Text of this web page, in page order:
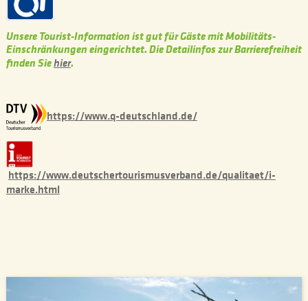
Unsere Tourist-Information ist gut für Gäste mit Mobilitäts-
Einschränkungen eingerichtet. Die Detailinfos zur Barrierefreiheit
finden Siehier.
https://www.q-deutschland.de/
https://www.deutschertourismusverband.de/qualitaet/i-
marke.html